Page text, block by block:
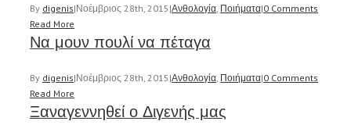
By digenis|Νοέμβριος 28th, 2015 |Ανθολογία, Ποιήματα|0 Comments
Read More
Να μουν πουλί να πέταγα
By digenis|Νοέμβριος 28th, 2015 |Ανθολογία Ποιήματα|0 Comments
Read More
Ξαναγεννηθεί ο Διγενής μας